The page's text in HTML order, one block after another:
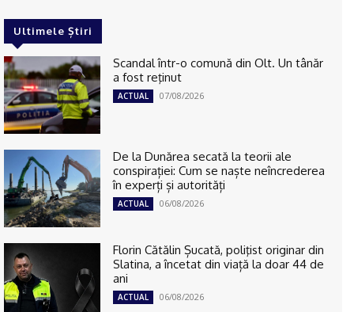
Ultimele Știri
Scandal într-o comună din Olt. Un tânăr
a fost reţinut
ACTUAL 07/08/2026
De la Dunărea secată la teorii ale
conspirației: Cum se naște neîncrederea
în experți și autorități
ACTUAL 06/08/2026
Florin Cătălin Șucată, poliţist originar din
Slatina, a încetat din viață la doar 44 de
ani
ACTUAL 06/08/2026